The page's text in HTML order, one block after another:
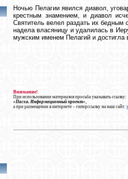
Ночью Пелагии явился диавол,
крестным знамением, и диавол
Святитель велел раздать их бедным
надела власяницу и удалилась в
мужским именем Пелагий и достигла
Внимание!
При использовании материалов просьба указывать ссылку:
«Пасха. Информационный проект»,
а при размещении в интернете – гиперссылку на наш сайт: